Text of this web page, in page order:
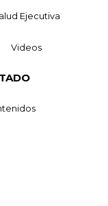
Ejecutiva
Videos